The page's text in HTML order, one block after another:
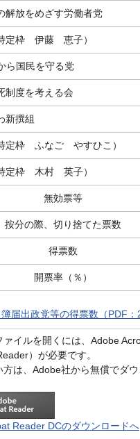
解放をめざす労働者党
定枠 伊藤 恵子）
ら国民を守る党
制度を考える会
新撰組
定枠 ふなご やすひこ）
特定枠 木村 英子）
無効票等
按分の際、切り捨てた票数
得票数
開票率（％）
届出政党等の得票数（PDF：
ァイルを開くには、Adobe
）が必要です。
方は、Adobe社から無償でダ
Reader DCのダウンロードへ